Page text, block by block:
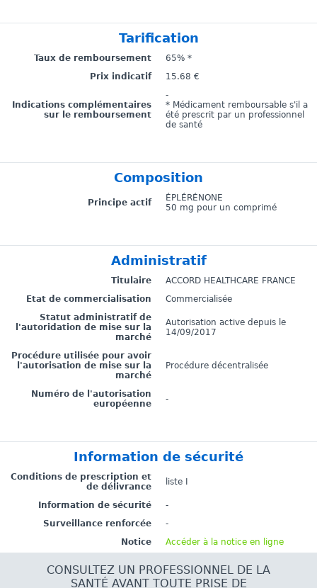
Tarification
Taux de remboursement
65% *
Prix indicatif
15.68 €
Indications complémentaires
sur le remboursement
-
* Médicament remboursable s'il a
été prescrit par un professionnel
de santé
Composition
Principe actif
ÉPLÉRÉNONE
50 mg pour un comprimé
Administratif
Titulaire
ACCORD HEALTHCARE FRANCE
Etat de commercialisation
Commercialisée
Statut administratif de
l'autoridation de mise sur la
marché
Autorisation active depuis le
14/09/2017
Procédure utilisée pour avoir
l'autorisation de mise sur la
marché
Procédure décentralisée
Numéro de l'autorisation
européenne
-
Information de sécurité
Conditions de prescription et
de délivrance
liste I
Information de sécurité
-
Surveillance renforcée
-
Notice
Accéder à la notice en ligne
CONSULTEZ UN PROFESSIONNEL DE LA
SANTÉ AVANT TOUTE PRISE DE